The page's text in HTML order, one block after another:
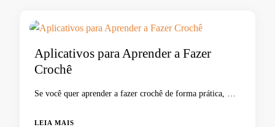
Aplicativos para Aprender a Fazer
Crochê
Se você quer aprender a fazer crochê de forma prática, …
LEIA MAIS